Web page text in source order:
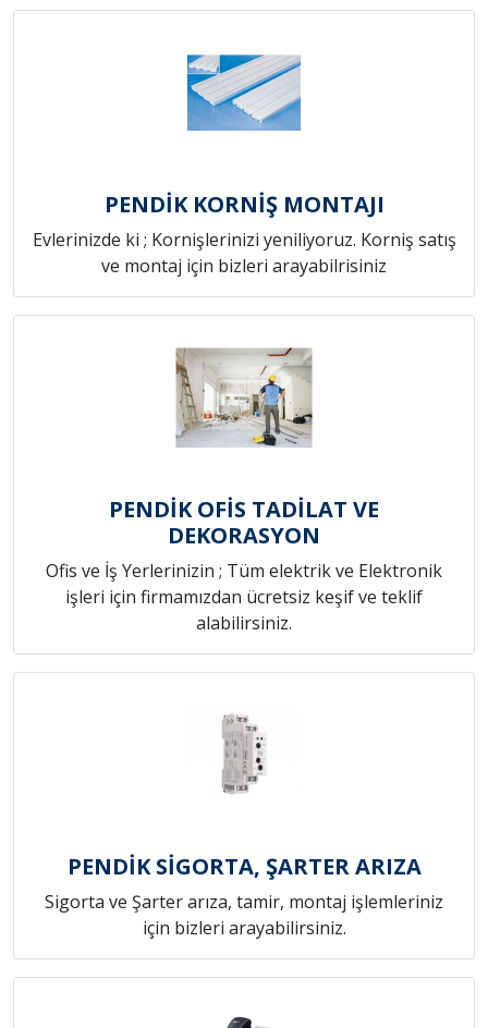
PENDİK KORNİŞ MONTAJI
Evlerinizde ki ; Kornişlerinizi yeniliyoruz. Korniş satış
ve montaj için bizleri arayabilrisiniz
PENDİK OFİS TADİLAT VE
DEKORASYON
Ofis ve İş Yerlerinizin ; Tüm elektrik ve Elektronik
işleri için firmamızdan ücretsiz keşif ve teklif
alabilirsiniz.
PENDİK SİGORTA, ŞARTER ARIZA
Sigorta ve Şarter arıza, tamir, montaj işlemleriniz
için bizleri arayabilirsiniz.